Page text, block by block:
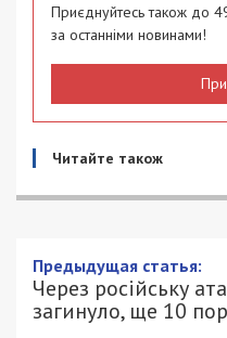
Приєднуйтесь також до
за останніми новинами!
Читайте також
Предыдущая статья:
Через російську
загинуло, ще 10